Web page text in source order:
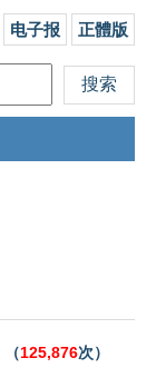
电子报 正體版
（125,876次）